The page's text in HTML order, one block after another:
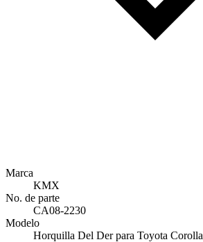
Marca
KMX
No. de parte
CA08-2230
Modelo
Horquilla Del Der para Toyota Corolla